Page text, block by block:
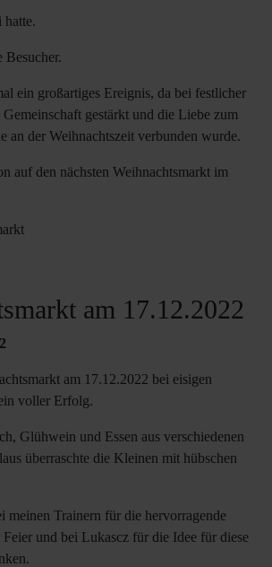
hatte.
Besucher.
ein großartiges Ereignis, da bei festlicher
Gemeinschaft gestärkt und die Liebe zum
an der Weihnachtszeit verbunden wurde.
auf den nächsten Weihnachtsmarkt im
am 17.12.2022
am 17.12.2022 bei eisigen
voller Erfolg.
Glühwein und Essen aus verschiedenen
überraschte die Kleinen mit hübschen
meinen Trainern für die hervorragende
Feier und bei Lukascz für die Idee für diese